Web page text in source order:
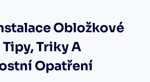
Obložkové
Triky A
Opatření